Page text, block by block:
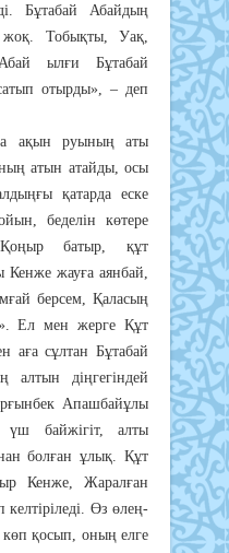
Бұтабай Абайдың
жоқ. Тобықты, Уақ,
ылғи Бұтабай
отырды», – деп
ақын руының аты
атын атайды, осы
қатарда еске
беделін көтере
Қоңыр батыр, құт
жауға аянбай,
берсем, Қаласың
Ел мен жерге Құт
аға сұлтан Бұтабай
алтын діңгегіндей
Апашбайұлы
үш байжігіт, алты
болған ұлық. Құт
Кенже, Жаралған
Өз өлең-
көп қосып, оның елге